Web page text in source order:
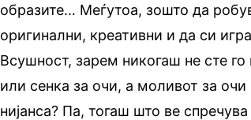
образите… Меѓутоа, зошто да
оригинални, креативни и да си
Всушност, зарем никогаш не сте
или сенка за очи, а моливот за очи
нијанса? Па, тогаш што ве